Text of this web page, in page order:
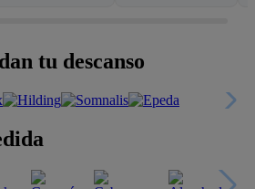
tu descanso